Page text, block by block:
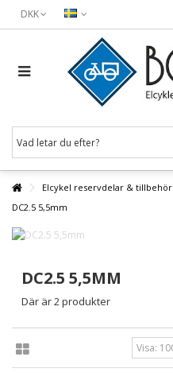
DKK
Elcykel reservdelar & tillbehör
DC2.5 5,5mm
DC2.5 5,5MM
Där är 2 produkter